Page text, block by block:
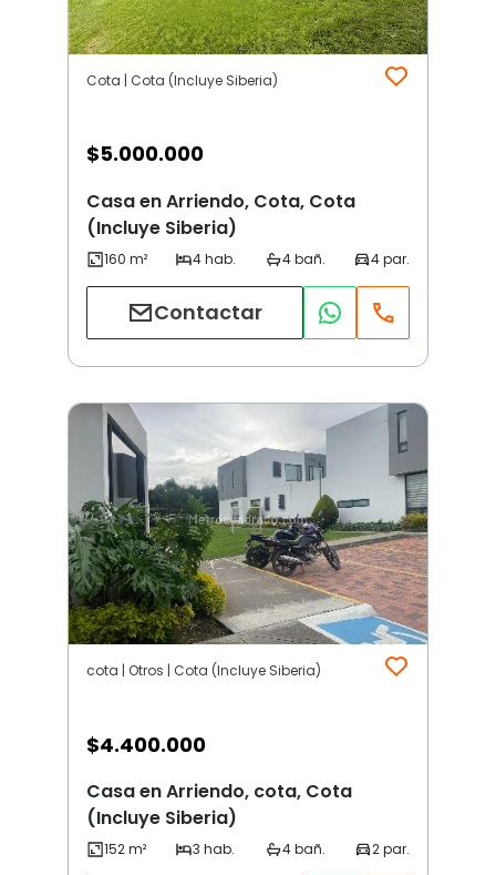
Cota | Cota (Incluye Siberia)
$5.000.000
Casa en Arriendo, Cota, Cota
(Incluye Siberia)
Contactar
cota | Otros | Cota (Incluye Siberia)
$4.400.000
Casa en Arriendo, cota, Cota
(Incluye Siberia)